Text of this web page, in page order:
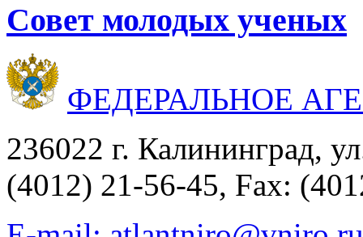
Совет молодых ученых
ФЕДЕРАЛЬНОЕ
236022 г. Калининград,
(4012) 21-56-45, Fax: